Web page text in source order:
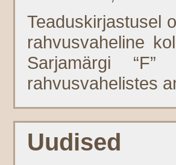
Teaduskirjastusel
rahvusvaheline
Sarjamärgi
rahvusvahelistes
Uudised